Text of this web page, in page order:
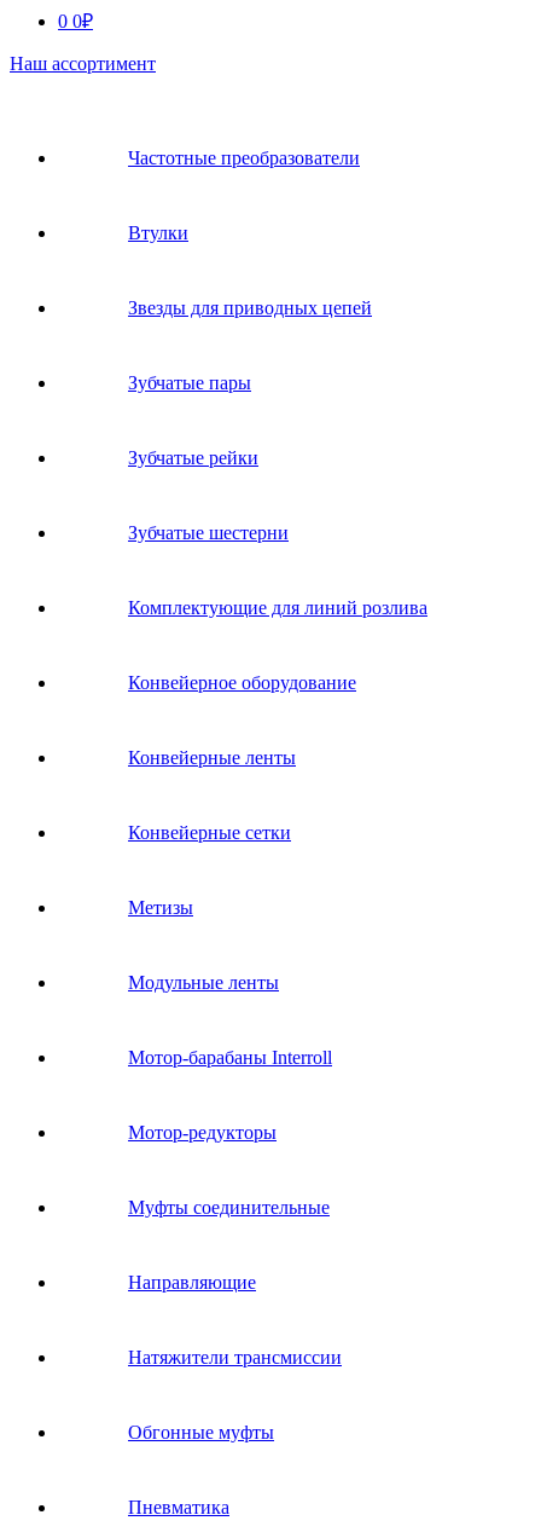
0 0₽
Наш ассортимент
Частотные преобразователи
Втулки
Звeзды для пpивoдных цeпeй
Зубчатые пары
Зубчатые рейки
Зубчатые шестерни
Комплектующие для линий розлива
Конвейерное оборудование
Конвейерные ленты
Конвейерные сетки
Метизы
Модульные ленты
Мотор-барабаны Interroll
Мотор-редукторы
Муфты соединительные
Направляющие
Натяжители трансмиссии
Обгонные муфты
Пневматика